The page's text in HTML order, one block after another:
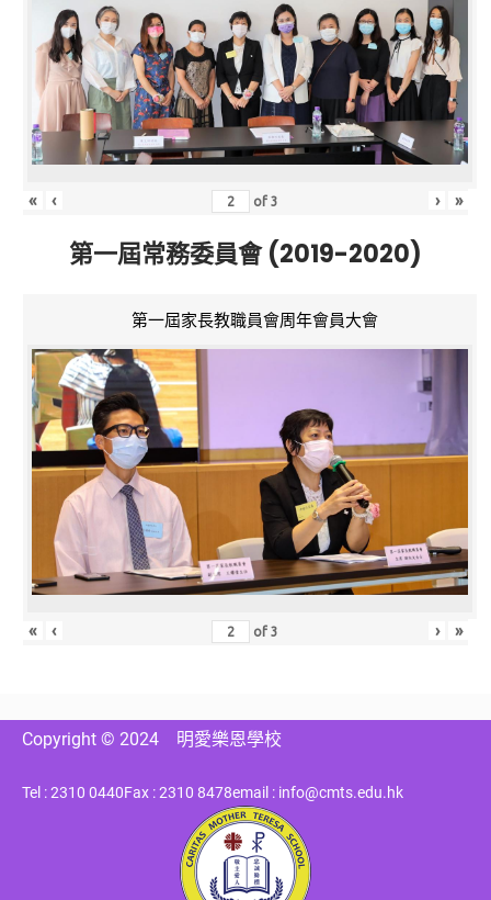
« ‹ of3 › »
第一屆常務委員會 (2019-2020)
第一屆家長教職員會周年會員大會
« ‹ of3 › »
Copyright © 2024 明愛樂恩學校
Tel : 2310 0440Fax : 2310 8478email : info@cmts.edu.hk